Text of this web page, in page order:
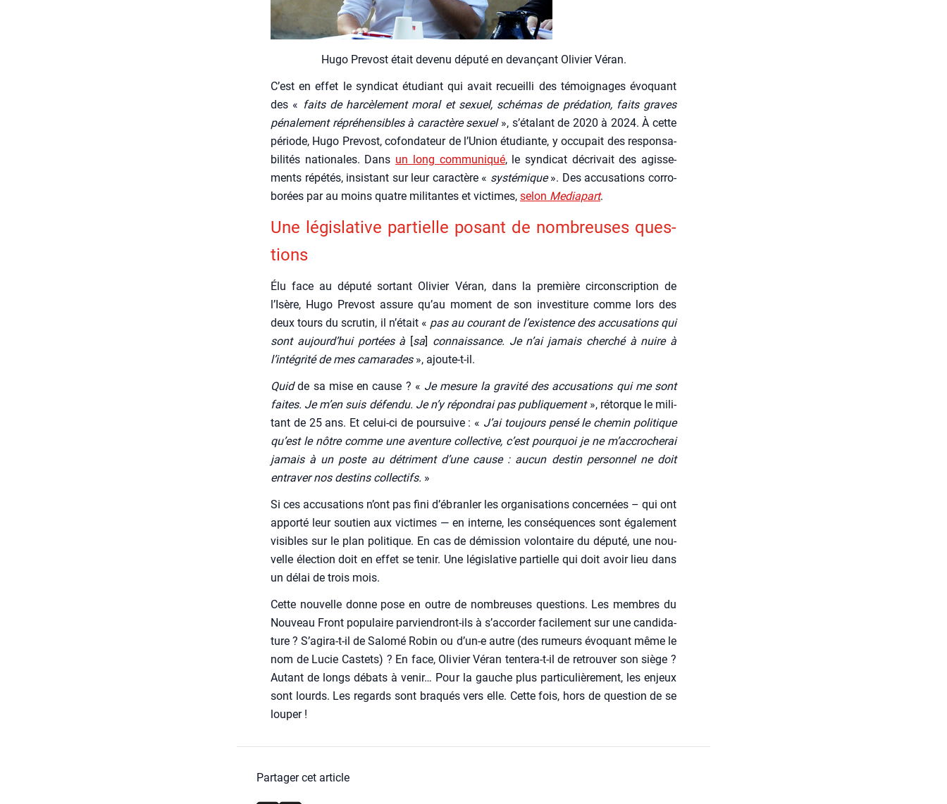
Hugo Pre­vost était deve­nu dépu­té en devan­çant Oli­vier Véran.
C’est en effet le syn­di­cat étu­diant qui avait recueilli des témoi­gnages évo­quant
des « faits de har­cè­le­ment moral et sexuel, sché­mas de pré­da­tion, faits graves
péna­le­ment répré­hen­sibles à carac­tère sexuel», s’étalant de 2020 à 2024. À cette
période, Hugo Pre­vost, cofon­da­teur de l’Union étu­diante, y occu­pait des res­pon­sa­
bi­li­tés natio­nales. Dans un long com­mu­ni­qué, le syn­di­cat décri­vait des agis­se­
ments répé­tés, insis­tant sur leur carac­tère « sys­té­mique». Des accu­sa­tions cor­ro­
bo­rées par au moins quatre mili­tantes et vic­times, selon Media­part.
Une légis­la­tive par­tielle posant de nom­breuses ques­
tions
Élu face au dépu­té sor­tant Oli­vier Véran, dans la pre­mière cir­cons­crip­tion de
l’Isère, Hugo Pre­vost assure qu’au moment de son inves­ti­ture comme lors des
deux tours du scru­tin, il n’était « pas au cou­rant de l’existence des accu­sa­tions qui
sont aujourd’hui por­tées à [sa] connais­sance. Je n’ai jamais cher­ché à nuire à
l’intégrité de mes cama­rades», ajoute-t-il.
Quidde sa mise en cause ? « Je mesure la gra­vi­té des accu­sa­tions qui me sont
faites. Je m’en suis défen­du. Je n’y répon­drai pas publi­que­ment», rétorque le mili­
tant de 25 ans. Et celui-ci de pour­suive : « J’ai tou­jours pen­sé le che­min poli­tique
qu’est le nôtre comme une aven­ture col­lec­tive, c’est pour­quoi je ne m’accrocherai
jamais à un poste au détri­ment d’une cause : aucun des­tin per­son­nel ne doit
entra­ver nos des­tins col­lec­tifs. »
Si ces accu­sa­tions n’ont pas fini d’ébranler les orga­ni­sa­tions concer­nées – qui ont
appor­té leur sou­tien aux vic­times — en interne, les consé­quences sont éga­le­ment
visibles sur le plan poli­tique. En cas de démis­sion volon­taire du dépu­té, une nou­
velle élec­tion doit en effet se tenir. Une légis­la­tive par­tielle qui doit avoir lieu dans
un délai de trois mois.
Cette nou­velle donne pose en outre de nom­breuses ques­tions. Les membres du
Nou­veau Front popu­laire par­vien­dront-ils à s’accorder faci­le­ment sur une can­di­da­
ture ? S’agira-t-il de Salo­mé Robin ou d’un‑e autre (des rumeurs évo­quant même le
nom de Lucie Cas­tets) ? En face, Oli­vier Véran ten­te­ra-t-il de retrou­ver son siège ?
Autant de longs débats à venir… Pour la gauche plus par­ti­cu­liè­re­ment, les enjeux
sont lourds. Les regards sont bra­qués vers elle. Cette fois, hors de ques­tion de se
lou­per !
Partager cet article